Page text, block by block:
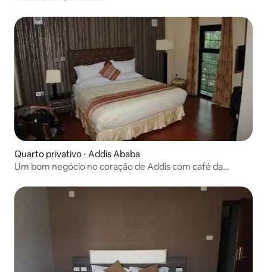
Quarto privativo ⋅ Addis Ababa
Um bom negócio no coração de Addis com café da